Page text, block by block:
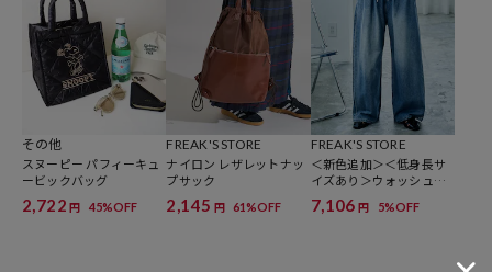
ブランド説明
その他
スヌーピー パフィーキュ
ービックバッグ
2,722 円 45%OFF
FREAK'S STORE
ナイロン レザレットナッ
プサック
2,145 円 61%OFF
FREAK'S STORE
＜新色追加＞＜低身長サ
イズあり＞ウォッシュ加
工 イージーデニムパンツ
7,106 円 5%OFF